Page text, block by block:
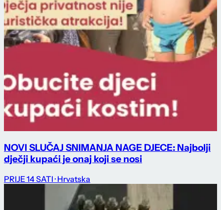
NOVI SLUČAJ SNIMANJA NAGE DJECE: Najbolji
dječji kupaći je onaj koji se nosi
PRIJE 14 SATI · Hrvatska